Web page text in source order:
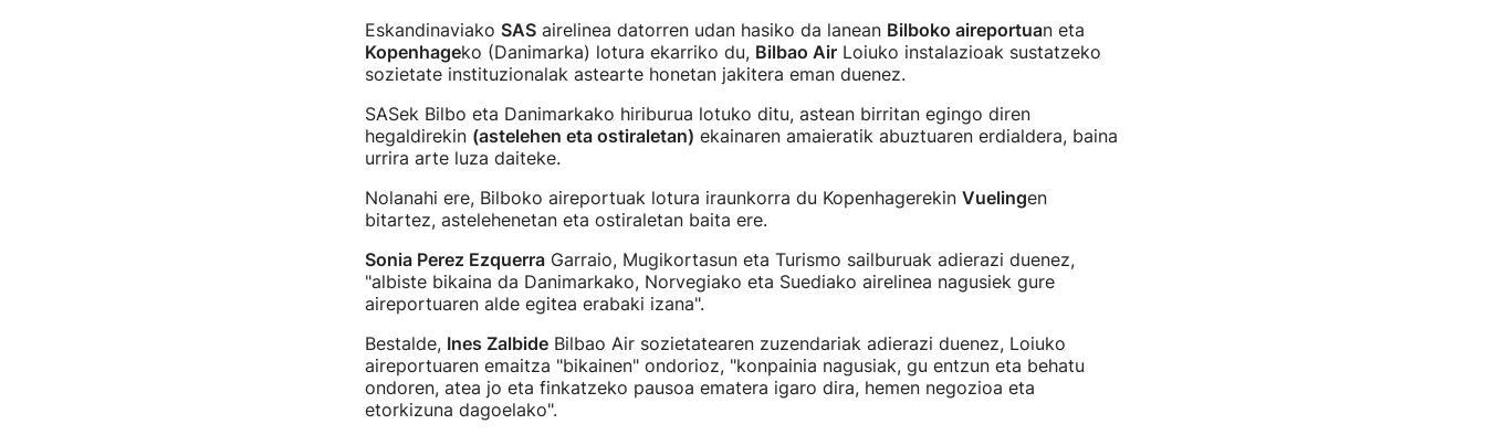
Eskandinaviako SASairelinea datorren udan hasiko da lanean Bilboko aireportuan eta
Kopenhageko (Danimarka) lotura ekarriko du, Bilbao AirLoiuko instalazioak sustatzeko
sozietate instituzionalak astearte honetan jakitera eman duenez.
SASek Bilbo eta Danimarkako hiriburua lotuko ditu, astean birritan egingo diren
hegaldirekin (astelehen eta ostiraletan) ekainaren amaieratik abuztuaren erdialdera, baina
urrira arte luza daiteke.
Nolanahi ere, Bilboko aireportuak lotura iraunkorra du Kopenhagerekin Vuelingen
bitartez, astelehenetan eta ostiraletan baita ere.
Sonia Perez EzquerraGarraio, Mugikortasun eta Turismo sailburuak adierazi duenez,
"albiste bikaina da Danimarkako, Norvegiako eta Suediako airelinea nagusiek gure
aireportuaren alde egitea erabaki izana".
Bestalde, Ines ZalbideBilbao Air sozietatearen zuzendariak adierazi duenez, Loiuko
aireportuaren emaitza "bikainen" ondorioz, "konpainia nagusiak, gu entzun eta behatu
ondoren, atea jo eta finkatzeko pausoa ematera igaro dira, hemen negozioa eta
etorkizuna dagoelako".